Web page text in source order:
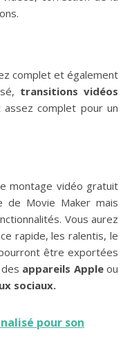
complet et également
transitions vidéos
assez complet pour un
montage vidéo gratuit
de Movie Maker mais
Vous aurez
rapide, les ralentis, le
être exportées
appareils Appleou
sociaux.
pour son